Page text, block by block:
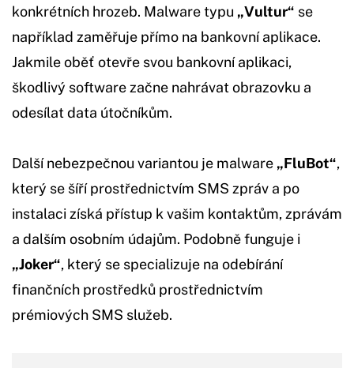
konkrétních hrozeb. Malware typu „Vultur“ se
například zaměřuje přímo na bankovní aplikace.
Jakmile oběť otevře svou bankovní aplikaci,
škodlivý software začne nahrávat obrazovku a
odesílat data útočníkům.
Další nebezpečnou variantou je malware „FluBot“,
který se šíří prostřednictvím SMS zpráv a po
instalaci získá přístup k vašim kontaktům, zprávám
a dalším osobním údajům. Podobně funguje i
„Joker“, který se specializuje na odebírání
finančních prostředků prostřednictvím
prémiových SMS služeb.